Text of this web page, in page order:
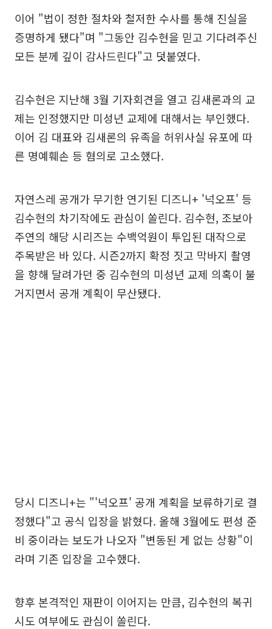
이어 "법이 정한 절차와 철저한 수사를 통해 진실을
증명하게 됐다"며 "그동안 김수현을 믿고 기다려주신
모든 분께 깊이 감사드린다"고 덧붙였다.
김수현은 지난해 3월 기자회견을 열고 김새론과의 교
제는 인정했지만 미성년 교제에 대해서는 부인했다.
이어 김 대표와 김새론의 유족을 허위사실 유포에 따
른 명예훼손 등 혐의로 고소했다.
자연스레 공개가 무기한 연기된 디즈니+ '넉오프' 등
김수현의 차기작에도 관심이 쏠린다. 김수현, 조보아
주연의 해당 시리즈는 수백억원이 투입된 대작으로
주목받은 바 있다. 시즌2까지 확정 짓고 막바지 촬영
을 향해 달려가던 중 김수현의 미성년 교제 의혹이 불
거지면서 공개 계획이 무산됐다.
당시 디즈니+는 "'넉오프' 공개 계획을 보류하기로 결
정했다"고 공식 입장을 밝혔다. 올해 3월에도 편성 준
비 중이라는 보도가 나오자 "변동된 게 없는 상황"이
라며 기존 입장을 고수했다.
향후 본격적인 재판이 이어지는 만큼, 김수현의 복귀
시도 여부에도 관심이 쏠린다.